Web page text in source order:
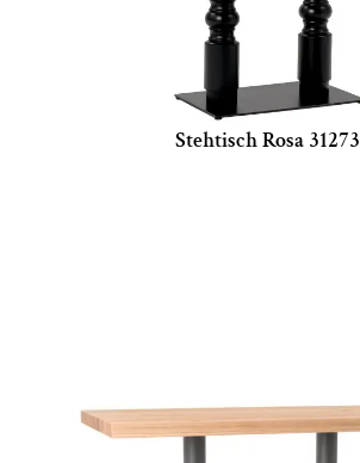
Stehtisch Rosa 31273